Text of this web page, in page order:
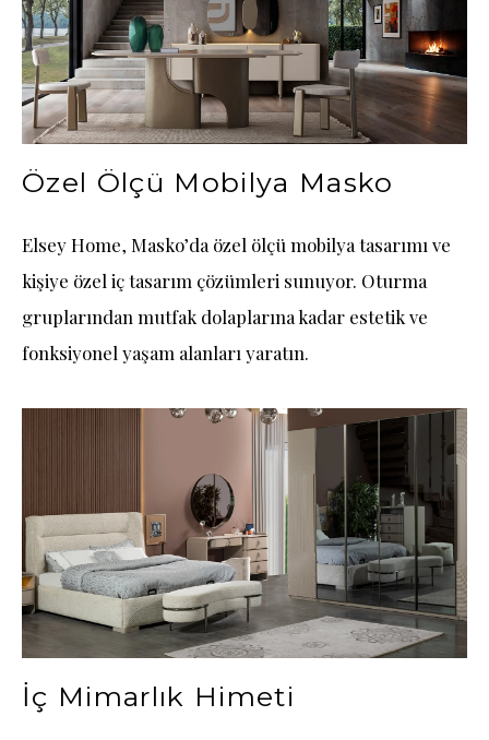
Özel Ölçü Mobilya Masko
Elsey Home, Masko’da özel ölçü mobilya tasarımı ve
kişiye özel iç tasarım çözümleri sunuyor. Oturma
gruplarından mutfak dolaplarına kadar estetik ve
fonksiyonel yaşam alanları yaratın.
İç Mimarlık Himeti